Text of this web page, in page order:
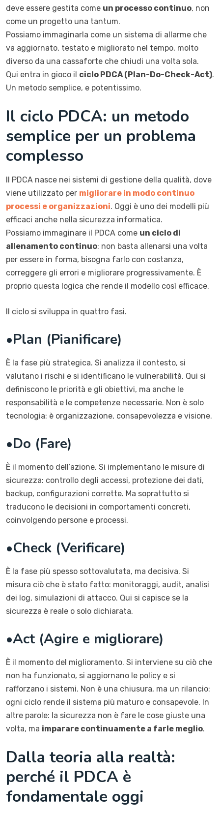
deve essere gestita come un processo continuo, non
come un progetto una tantum.
Possiamo immaginarla come un sistema di allarme che
va aggiornato, testato e migliorato nel tempo, molto
diverso da una cassaforte che chiudi una volta sola.
Qui entra in gioco il ciclo PDCA (Plan-Do-Check-Act).
Un metodo semplice, e potentissimo.
Il ciclo PDCA: un metodo
semplice per un problema
complesso
Il PDCA nasce nei sistemi di gestione della qualità, dove
viene utilizzato per migliorare in modo continuo
processi e organizzazioni. Oggi è uno dei modelli più
efficaci anche nella sicurezza informatica.
Possiamo immaginare il PDCA come un ciclo di
allenamento continuo: non basta allenarsi una volta
per essere in forma, bisogna farlo con costanza,
correggere gli errori e migliorare progressivamente. È
proprio questa logica che rende il modello così efficace.
Il ciclo si sviluppa in quattro fasi.
•Plan (Pianificare)
È la fase più strategica. Si analizza il contesto, si
valutano i rischi e si identificano le vulnerabilità. Qui si
definiscono le priorità e gli obiettivi, ma anche le
responsabilità e le competenze necessarie. Non è solo
tecnologia: è organizzazione, consapevolezza e visione.
•Do (Fare)
È il momento dell’azione. Si implementano le misure di
sicurezza: controllo degli accessi, protezione dei dati,
backup, configurazioni corrette. Ma soprattutto si
traducono le decisioni in comportamenti concreti,
coinvolgendo persone e processi.
•Check (Verificare)
È la fase più spesso sottovalutata, ma decisiva. Si
misura ciò che è stato fatto: monitoraggi, audit, analisi
dei log, simulazioni di attacco. Qui si capisce se la
sicurezza è reale o solo dichiarata.
•Act (Agire e migliorare)
È il momento del miglioramento. Si interviene su ciò che
non ha funzionato, si aggiornano le policy e si
rafforzano i sistemi. Non è una chiusura, ma un rilancio:
ogni ciclo rende il sistema più maturo e consapevole. In
altre parole: la sicurezza non è fare le cose giuste una
volta, ma imparare continuamente a farle meglio.
Dalla teoria alla realtà:
perché il PDCA è
fondamentale oggi